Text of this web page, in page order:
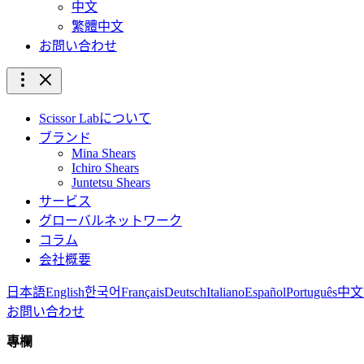
中文
繁體中文
お問い合わせ
Scissor Labについて
ブランド
Mina Shears
Ichiro Shears
Juntetsu Shears
サービス
グローバルネットワーク
コラム
会社概要
日本語English한국어FrançaisDeutschItalianoEspañolPortuguês中文
お問い合わせ
專欄